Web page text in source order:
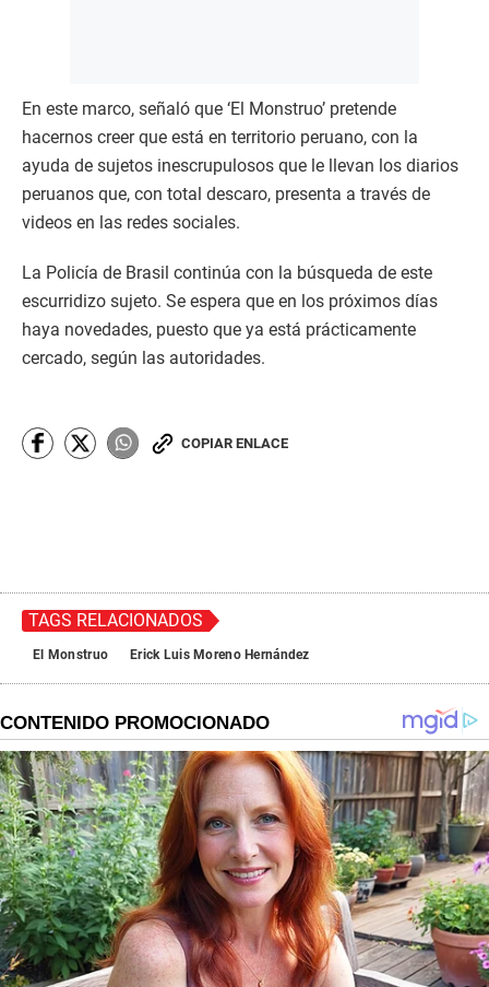
En este marco, señaló que ‘El Monstruo’ pretende
hacernos creer que está en territorio peruano, con la
ayuda de sujetos inescrupulosos que le llevan los diarios
peruanos que, con total descaro, presenta a través de
videos en las redes sociales.
La Policía de Brasil continúa con la búsqueda de este
escurridizo sujeto. Se espera que en los próximos días
haya novedades, puesto que ya está prácticamente
cercado, según las autoridades.
COPIAR ENLACE
TAGS RELACIONADOS
El Monstruo Erick Luis Moreno Hernández